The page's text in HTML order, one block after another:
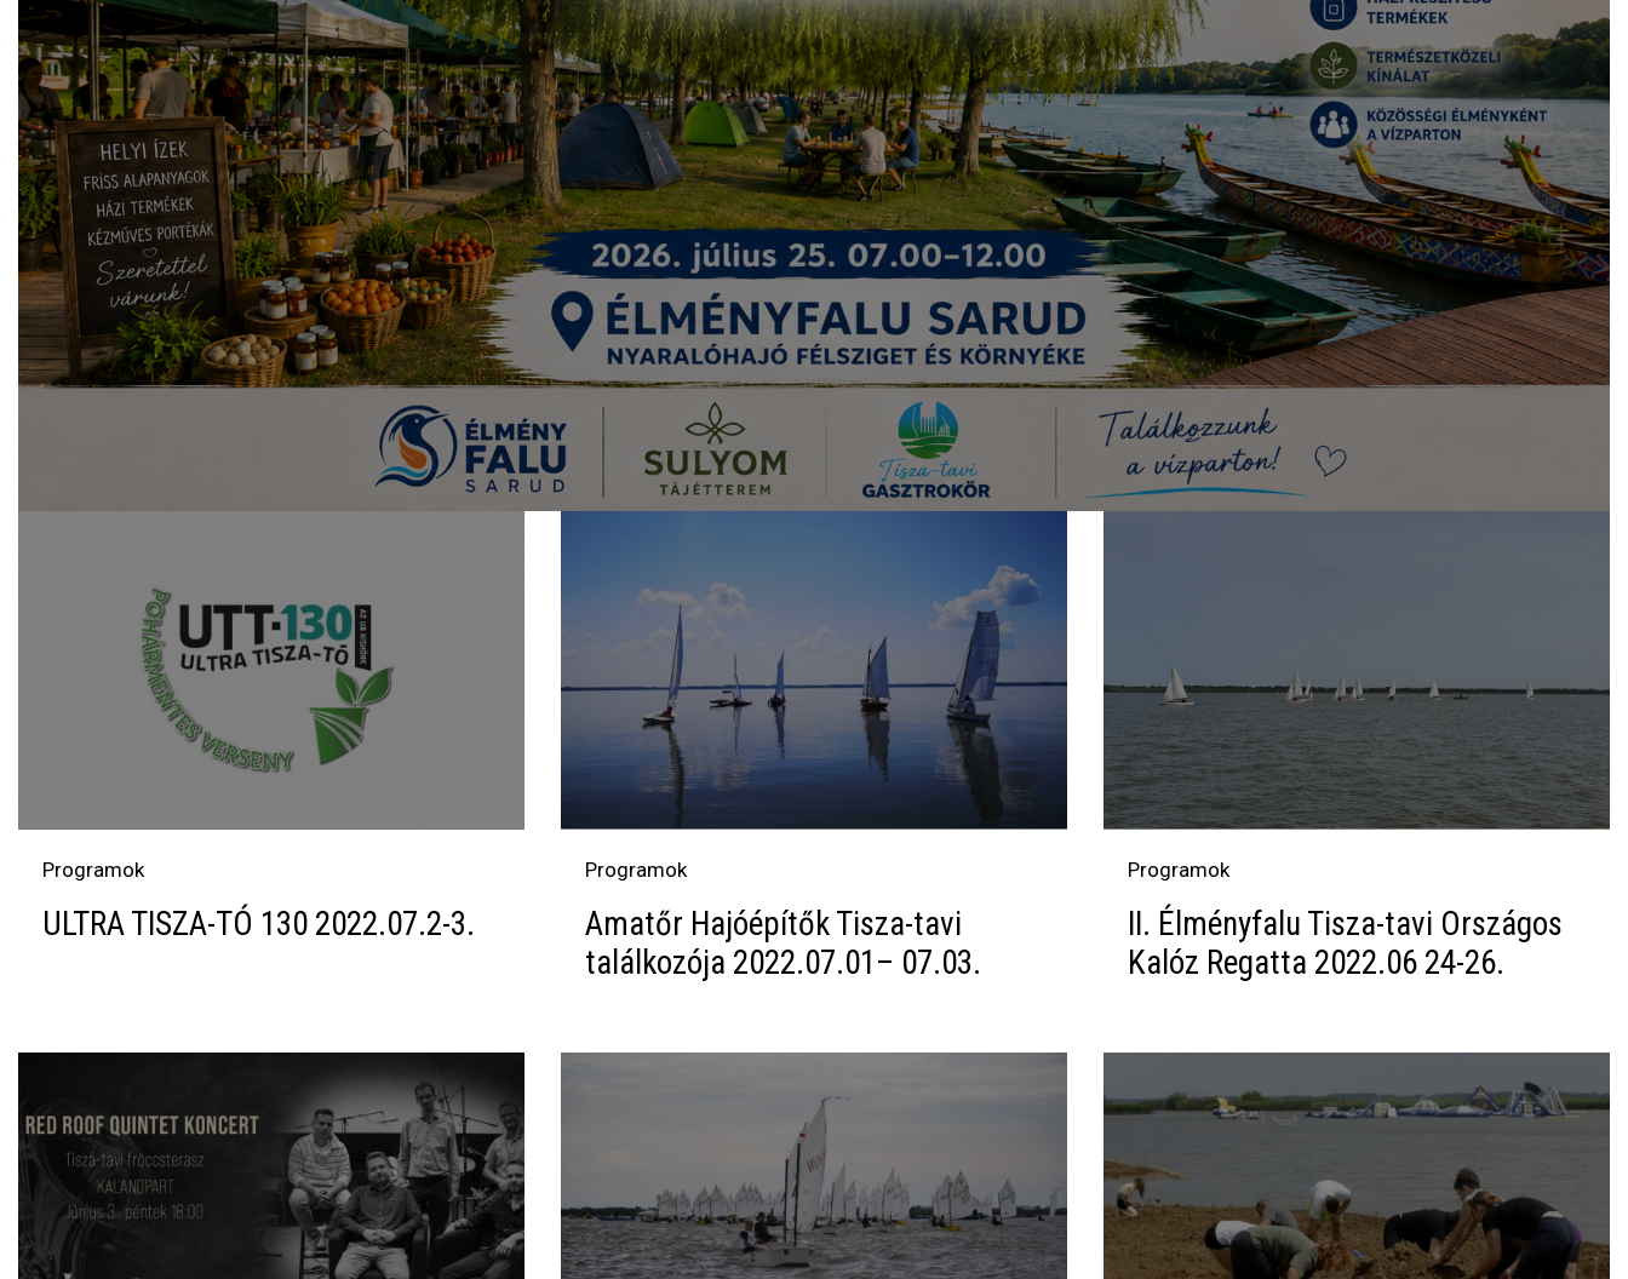
Programok
ULTRA TISZA-TÓ 130 2022.07.2-3.
Programok
Amatőr Hajóépítők Tisza-tavi
találkozója 2022.07.01– 07.03.
Programok
II. Élményfalu Tisza-tavi Országos
Kalóz Regatta 2022.06 24-26.